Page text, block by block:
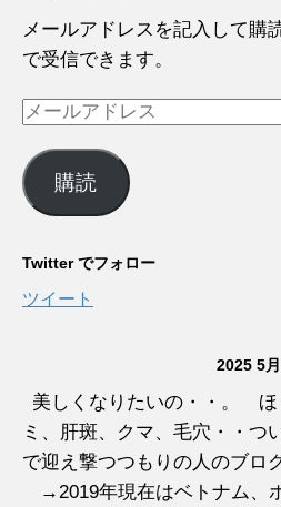
メールアドレスを記入して購
で受信できます。
メ
ル
ア
レ
ス
購読
Twitter でフォロー
ツイート
2025 5月
美しくなりたいの・・。 ほ
ミ、肝斑、クマ、毛穴・・つ
で迎え撃つつもりの人のブロ
→2019年現在はベトナム、